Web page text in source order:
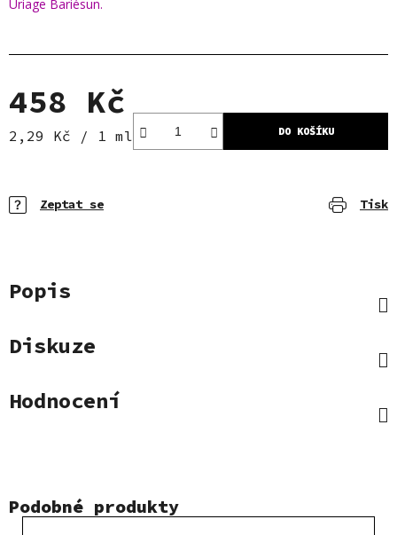
Uriage Bariésun.
458 Kč
Měrná cena:
2,29 Kč / 1 ml DO KOŠÍKU
Tisk
Zeptat se
Popis
Diskuze
Hodnocení
Podobné produkty